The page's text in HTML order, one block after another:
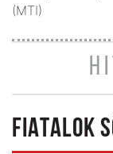
(MTI)
FIATALOK